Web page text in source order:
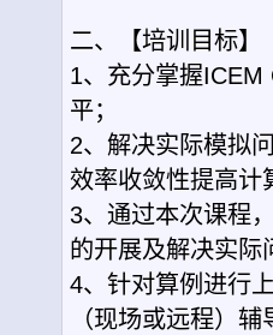
二、【培训目标】
1、充分掌握
平；
2、解决实际模拟
效率收敛性提高计
3、通过本次课程
的开展及解决实际
4、针对算例进行
（现场或远程）辅